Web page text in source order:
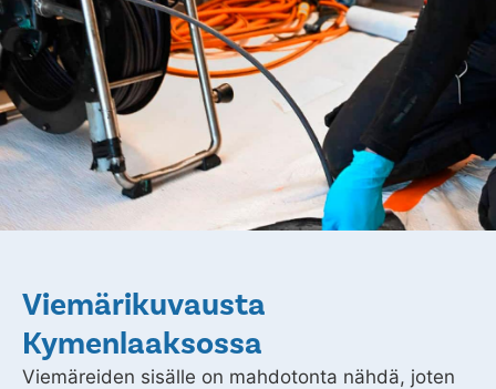
Viemärikuvausta
Kymenlaaksossa
Viemäreiden sisälle on mahdotonta nähdä, joten